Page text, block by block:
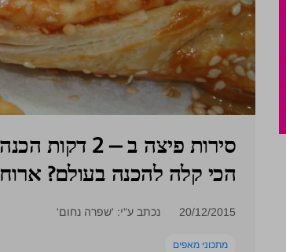
סירות פיצה
הכי קלה להכנה בעולם?
20/12/2015 נכתב ע"י: 'שפרה נחום'
מתכוני מאפים